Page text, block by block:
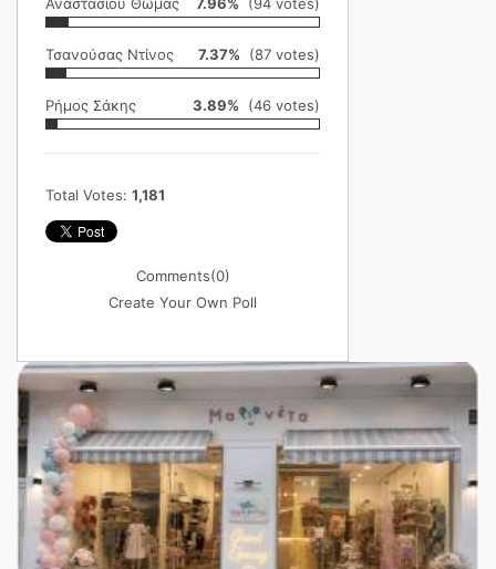
Τσανούσας Ντίνος 7.37% (87 votes)
Ρήμος Σάκης 3.89% (46 votes)
Total Votes: 1,181
Comments(0)
Create Your Own Poll